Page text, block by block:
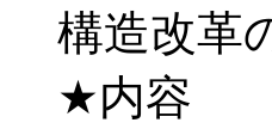
構造改革
★内容